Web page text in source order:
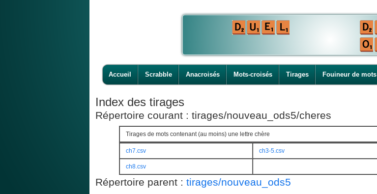
Accueil Scrabble Anacroisés Mots-croisés Tirages Fouineur de mots
Index des tirages
Répertoire courant : tirages/nouveau_ods5/cheres
Tirages de mots contenant (au moins) une lettre chère
ch7.csv ch3-5.csv
ch8.csv
Répertoire parent : tirages/nouveau_ods5